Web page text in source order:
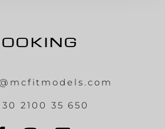
2100 35 650